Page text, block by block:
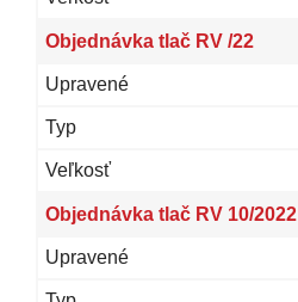
Objednávka tlač RV /22
Objednávka tlač RV 10/2022